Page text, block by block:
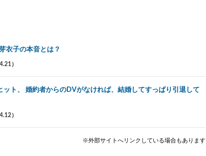
衣子の本音とは？
）
ト、 婚約者からのDVがなければ、結婚してすっぱり引退して
）
※外部サイトへリンクしている場合もあります